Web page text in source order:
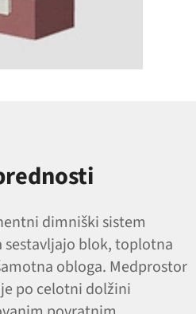
dimniški sistem
sestavljajo blok, toplotna
obloga. Medprostor
po celotni dolžini